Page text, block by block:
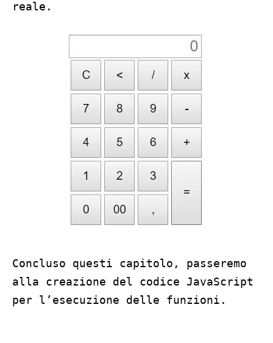
reale.
Concluso questi capitolo, passeremo
alla creazione del codice JavaScript
per l’esecuzione delle funzioni.